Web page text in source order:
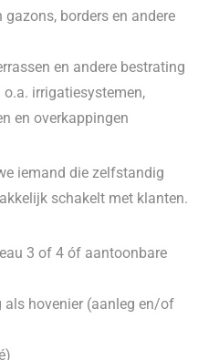
borders en andere
en andere bestrating
irrigatiesystemen,
en overkappingen
iemand die zelfstandig
schakelt met klanten.
3 of 4 óf aantoonbare
hovenier (aanleg en/of